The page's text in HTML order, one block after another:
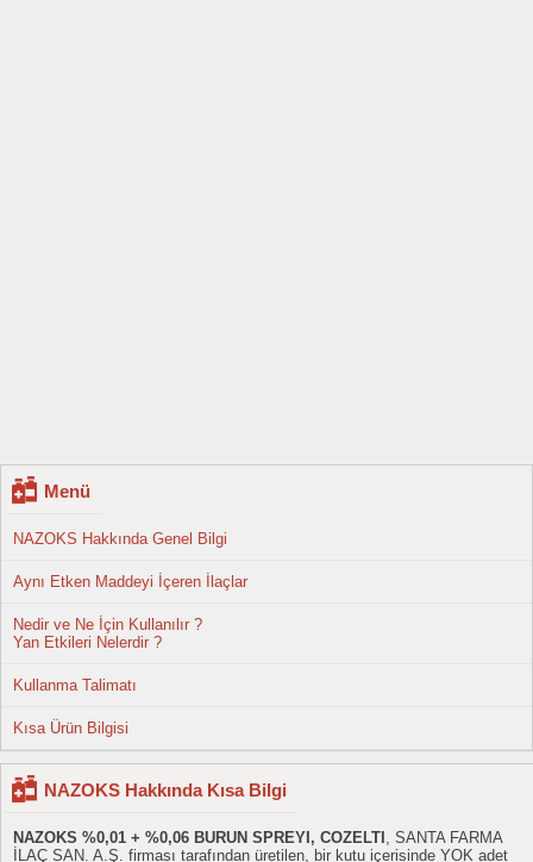
Menü
NAZOKS Hakkında Genel Bilgi
Aynı Etken Maddeyi İçeren İlaçlar
Nedir ve Ne İçin Kullanılır ?
Yan Etkileri Nelerdir ?
Kullanma Talimatı
Kısa Ürün Bilgisi
NAZOKS Hakkında Kısa Bilgi
NAZOKS %0,01 + %0,06 BURUN SPREYI, COZELTI , SANTA FARMA
İLAÇ SAN. A.Ş. firması tarafından üretilen, bir kutu içerisinde YOK adet